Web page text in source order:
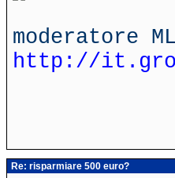
moderatore
http://
Re: risparmiare 500 euro?